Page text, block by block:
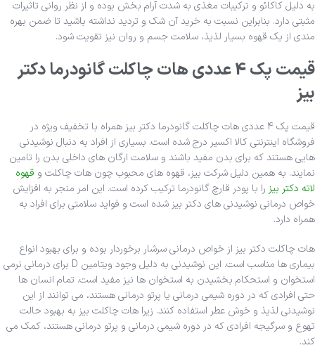
به دلیل کاکائو و ترکیبات مغذی به شدت آرام بخش بوده و از نظر روانی تاثیرات
مثبتی دارد. بنابراین نسبت به خرید آن شک و تردید نداشته باشید تا ضمن بهره
مندی از یک قهوه بسیار لذیذ، سلامت جسم و روان نیز تقویت شود.
قیمت پک 4 عددی هات چاکلت گانودرما دکتر
بیز
قیمت پک 4 عددی هات چاکلت گانودرما دکتر بیز همراه با تخفیف ویژه در
فروشگاه اینترنتی کالا اکسیر درج شده است. بسیاری از افراد به دنبال نوشیدنی
هایی هستند که برای بدن مفید باشند و سلامت ارگان های داخلی بدن را تامین
نمایند. به همین دلیل شرکت بیز، قهوه های محبوب چون هات چاکلت و قهوه
لاته دکتر بیز را با پودر قارچ گانودرما ترکیب کرده است. این امر منجر به افزایش
خواص درمانی نوشیدنی های دکتر بیز شده است و فواید سلامتی برای افراد به
همراه دارد.
هات چاکلت دکتر بیز از خواص درمانی سرشار برخوردار بوده و برای بهبود انواع
بیماری ها مناسب است. این نوشیدنی به دلیل وجود ویتامین D برای درمانی نرمی
استخوان و استحکام بخشیدن به استخوان ها نیز مفید است. تمام انسان ها
حتی افرادی که در دوره شیمی درمانی یا پرتو درمانی هستند، می توانند از این
نوشیدنی لذیذ و خوش عطر استفاده کنند. زیرا هات چاکلت بیز به بهبود حالت
تهوع و سرگیجه افرادی که در دوره شیمی درمانی و پرتو درمانی هستند، کمک می
کند.